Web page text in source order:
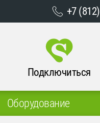
+7 (812)
Подключиться
Оборудование